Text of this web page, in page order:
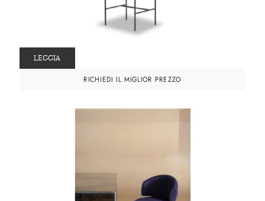
LEGGIA
RICHIEDI IL MIGLIOR PREZZO